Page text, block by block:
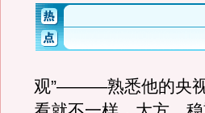
观”———熟悉他的央视